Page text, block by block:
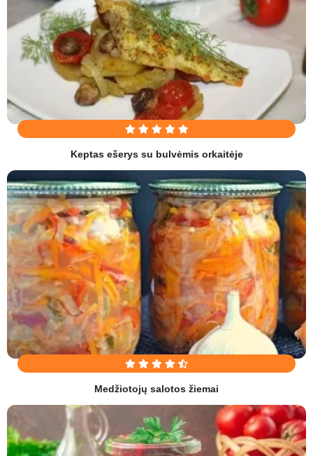
Keptas ešerys su bulvėmis orkaitėje
Medžiotojų salotos žiemai